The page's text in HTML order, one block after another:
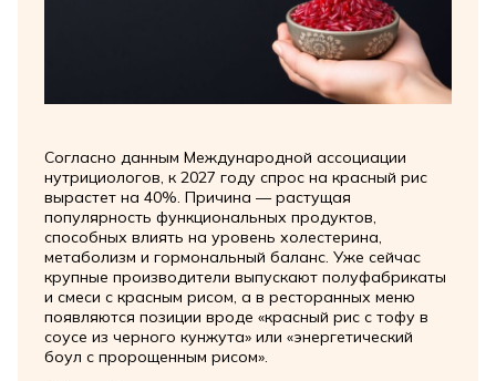
Согласно данным Международной ассоциации
нутрициологов, к 2027 году спрос на красный рис
вырастет на 40%. Причина — растущая
популярность функциональных продуктов,
способных влиять на уровень холестерина,
метаболизм и гормональный баланс. Уже сейчас
крупные производители выпускают полуфабрикаты
и смеси с красным рисом, а в ресторанных меню
появляются позиции вроде «красный рис с тофу в
соусе из черного кунжута» или «энергетический
боул с пророщенным рисом».